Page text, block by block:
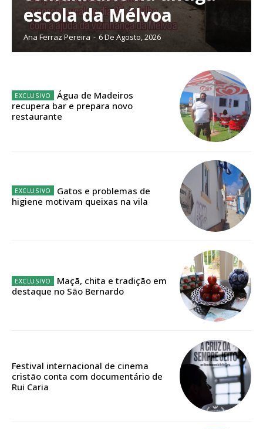
32
Edição em papel entregue à Quinta-feira em sua
casa
Acesso ao conteúdo online
Acesso aos conteúdos Exclusivos para
Escolha o plano
DIGITAL ANUAL
16€
escola da Mélvoa
Ana Ferraz Pereira - 6 De Agosto, 2026
Água de Madeiros
recupera bar e prepara novo
restaurante
Gatos e problemas de
higiene motivam queixas na vila
Maçã, chita e tradição em
destaque no São Bernardo
Festival internacional de cinema
cristão conta com documentário de
Rui Caria